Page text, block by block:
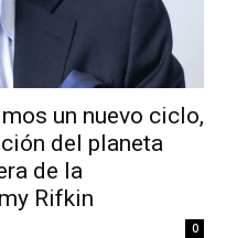
un nuevo ciclo,
del planeta
de la
Rifkin
0